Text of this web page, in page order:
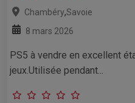
Chambéry,Savoie
8 mars 2026
PS5 à vendre en excellent
jeux.Utilisée pendant...